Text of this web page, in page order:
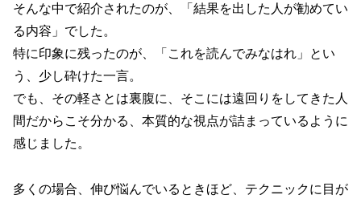
そんな中で紹介されたのが、「結果を出した人が勧めてい
る内容」でした。
特に印象に残ったのが、「これを読んでみなはれ」とい
う、少し砕けた一言。
でも、その軽さとは裏腹に、そこには遠回りをしてきた人
間だからこそ分かる、本質的な視点が詰まっているように
感じました。
多くの場合、伸び悩んでいるときほど、テクニックに目が